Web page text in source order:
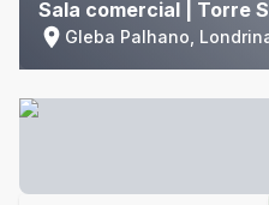
Sala comercial | Torre
Gleba Palhano,